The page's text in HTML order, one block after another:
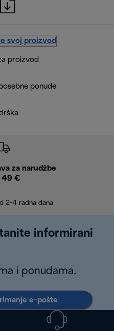
svoj proizvod
proizvod
ponude
za narudžbe
49 €
2-4 radna dana
informirani
i ponudama.
e-pošte